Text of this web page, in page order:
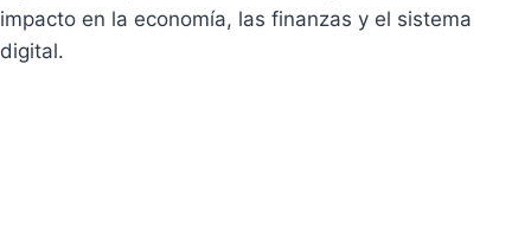
impacto en la economía, las finanzas y el sistema
digital.